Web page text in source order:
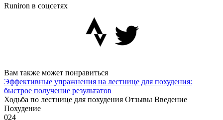
Runiron в соцсетях
Вам также может понравиться
Эффективные упражнения на лестнице для похудения:
быстрое получение результатов
Ходьба по лестнице для похудения Отзывы Введение
Похудение
024